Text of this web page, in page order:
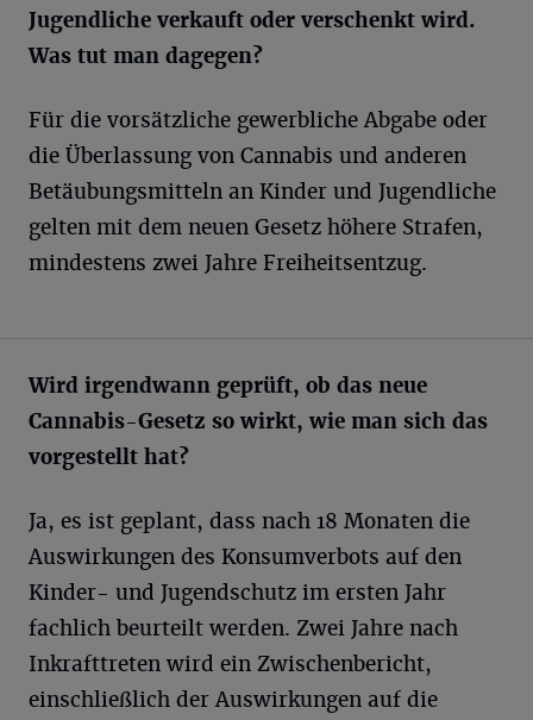
Jugendliche verkauft oder verschenkt wird.
Was tut man dagegen?
Für die vorsätzliche gewerbliche Abgabe oder
die Überlassung von Cannabis und anderen
Betäubungsmitteln an Kinder und Jugendliche
gelten mit dem neuen Gesetz höhere Strafen,
mindestens zwei Jahre Freiheitsentzug.
Wird irgendwann geprüft, ob das neue
Cannabis-Gesetz so wirkt, wie man sich das
vorgestellt hat?
Ja, es ist geplant, dass nach 18 Monaten die
Auswirkungen des Konsumverbots auf den
Kinder- und Jugendschutz im ersten Jahr
fachlich beurteilt werden. Zwei Jahre nach
Inkrafttreten wird ein Zwischenbericht,
einschließlich der Auswirkungen auf die